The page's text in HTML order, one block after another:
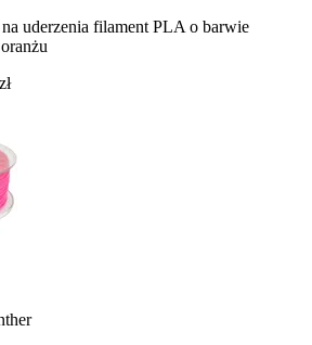
uderzenia filament PLA o barwie